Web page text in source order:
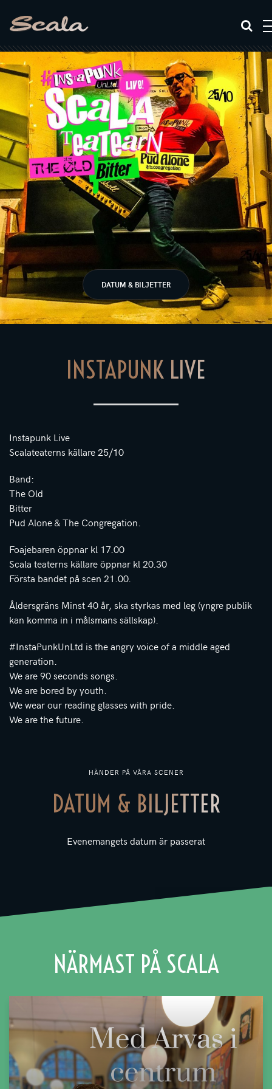
DATUM & BILJETTER
HÄNDER PÅ VÅRA SCENER
DATUM & BILJETTER
Evenemangets datum är passerat
INSTAPUNK LIVE
Instapunk Live
Scalateaterns källare 25/10
Band:
The Old
Bitter
Pud Alone & The Congregation.
Foajebaren öppnar kl 17.00
Scala teaterns källare öppnar kl 20.30
Första bandet på scen 21.00.
Åldersgräns Minst 40 år, ska styrkas med leg (yngre publik
kan komma in i målsmans sällskap).
#InstaPunkUnLtd is the angry voice of a middle aged
generation.
We are 90 seconds songs.
We are bored by youth.
We wear our reading glasses with pride.
We are the future.
NÄRMAST PÅ SCALA